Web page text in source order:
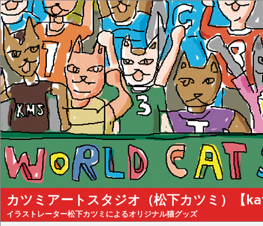
カツミアートスタジオ（松下カツミ）
イラストレーター松下カツミによるオリジナル猫グッズ